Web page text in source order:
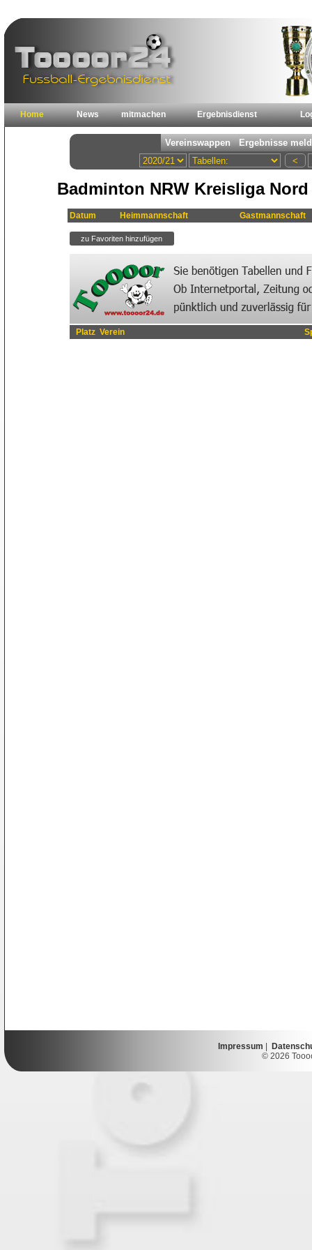
Home News mitmachen Ergebnisdienst
Badminton NRW Kreisliga Nord
Datum Heimmannschaft Gastmannschaft
Platz Verein
Impressum
© 2026